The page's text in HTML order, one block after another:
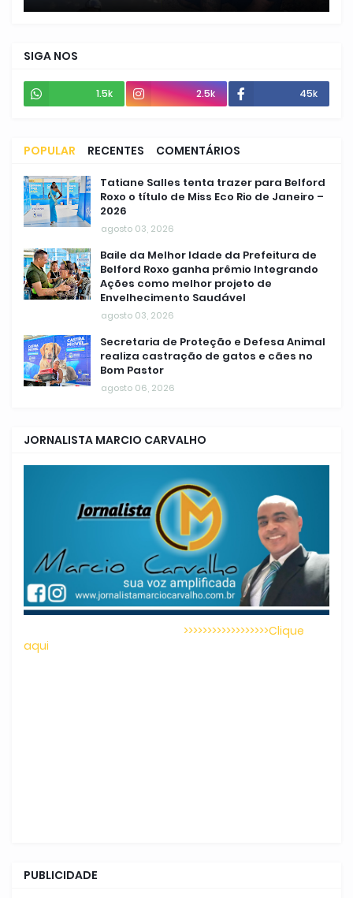
SIGA NOS
1.5k 2.5k 45k
POPULAR RECENTES COMENTÁRIOS
Tatiane Salles tenta trazer para Belford
Roxo o título de Miss Eco Rio de Janeiro –
2026
agosto 03, 2026
Baile da Melhor Idade da Prefeitura de
Belford Roxo ganha prêmio Integrando
Ações como melhor projeto de
Envelhecimento Saudável
agosto 03, 2026
Secretaria de Proteção e Defesa Animal
realiza castração de gatos e cães no
Bom Pastor
agosto 06, 2026
JORNALISTA MARCIO CARVALHO
>>>>>>>>>>>>>>>>>>Clique
aqui
PUBLICIDADE